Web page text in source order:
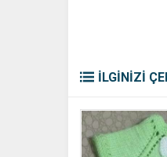
İLGİNİZİ